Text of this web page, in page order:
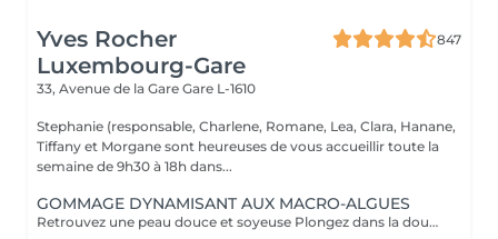
Yves Rocher
Luxembourg-Gare
847
33, Avenue de la Gare Gare L-1610
Stephanie (responsable, Charlene, Romane, Lea, Clara, Hanane,
Tiffany et Morgane sont heureuses de vous accueillir toute la
semaine de 9h30 à 18h dans...
GOMMAGE DYNAMISANT AUX MACRO-ALGUES
Retrouvez une peau douce et soyeuse Plongez dans la douceur tropicale dIndonésie à travers les notes épicées des huiles essentielles de Girofle et de Muscade. Ce gommage aux effluves chauds et naturels vous transporte tout en exfoliant délicatement votre peau : elle est douce, lumineuse et satinée.